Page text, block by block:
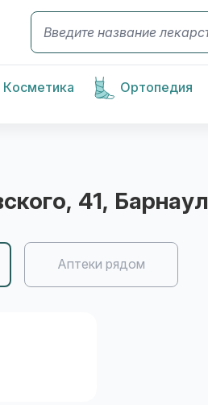
Косметика Ортопедия
41, Барнаул
Аптеки рядом